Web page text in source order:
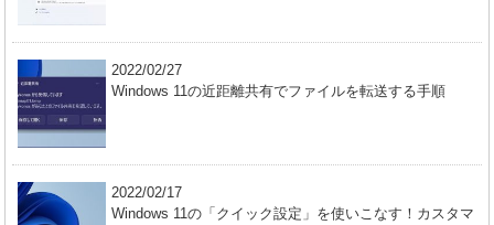
2022/02/27
Windows 11の近距離共有でファイルを転送する手順
2022/02/17
Windows 11の「クイック設定」を使いこなす！カスタマ